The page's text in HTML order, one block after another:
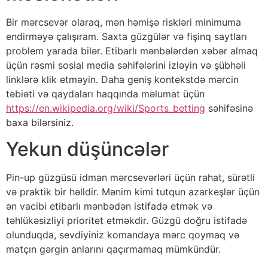
Bir mərcsevər olaraq, mən həmişə riskləri minimuma
endirməyə çalışıram. Saxta güzgülər və fişinq saytları
problem yarada bilər. Etibarlı mənbələrdən xəbər almaq
üçün rəsmi sosial media səhifələrini izləyin və şübhəli
linklərə klik etməyin. Daha geniş kontekstdə mərcin
təbiəti və qaydaları haqqında məlumat üçün
https://en.wikipedia.org/wiki/Sports_betting səhifəsinə
baxa bilərsiniz.
Yekun düşüncələr
Pin-up güzgüsü idman mərcsevərləri üçün rahat, sürətli
və praktik bir həlldir. Mənim kimi tutqun azarkeşlər üçün
ən vacibi etibarlı mənbədən istifadə etmək və
təhlükəsizliyi prioritet etməkdir. Güzgü doğru istifadə
olunduqda, sevdiyiniz komandaya mərc qoymaq və
matçın gərgin anlarını qaçırmamaq mümkündür.